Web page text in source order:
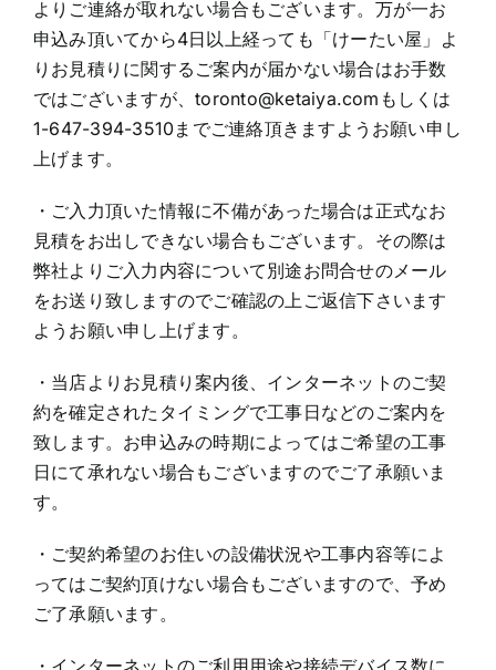
よりご連絡が取れない場合もございます。万が一お
申込み頂いてから4日以上経っても「けーたい屋」よ
りお見積りに関するご案内が届かない場合はお手数
ではございますが、toronto@ketaiya.comもしくは
1-647-394-3510までご連絡頂きますようお願い申し
上げます。
・ご入力頂いた情報に不備があった場合は正式なお
見積をお出しできない場合もございます。その際は
弊社よりご入力内容について別途お問合せのメール
をお送り致しますのでご確認の上ご返信下さいます
ようお願い申し上げます。
・当店よりお見積り案内後、インターネットのご契
約を確定されたタイミングで工事日などのご案内を
致します。お申込みの時期によってはご希望の工事
日にて承れない場合もございますのでご了承願いま
す。
・ご契約希望のお住いの設備状況や工事内容等によ
ってはご契約頂けない場合もございますので、予め
ご了承願います。